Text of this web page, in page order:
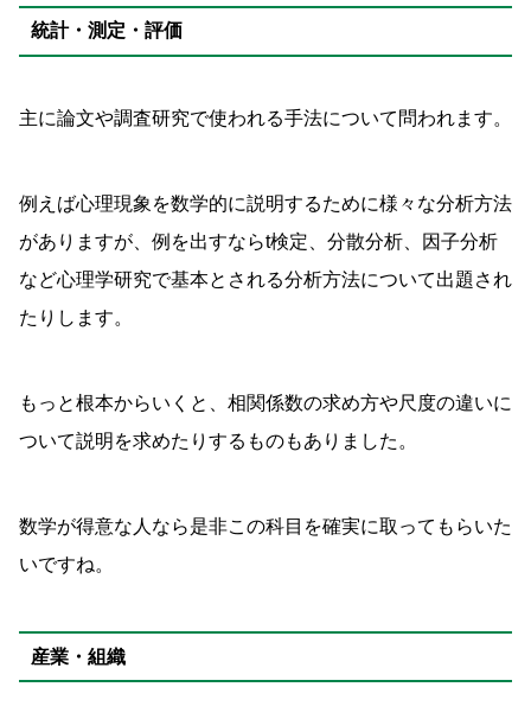
統計・測定・評価
主に論文や調査研究で使われる手法について問われます。
例えば心理現象を数学的に説明するために様々な分析方法
がありますが、例を出すならt検定、分散分析、因子分析
など心理学研究で基本とされる分析方法について出題され
たりします。
もっと根本からいくと、相関係数の求め方や尺度の違いに
ついて説明を求めたりするものもありました。
数学が得意な人なら是非この科目を確実に取ってもらいた
いですね。
産業・組織